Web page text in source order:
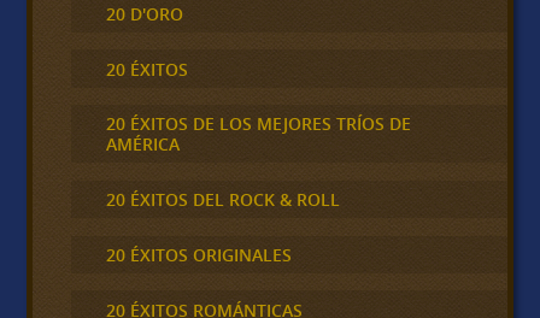
20 D'ORO
20 ÉXITOS
20 ÉXITOS DE LOS MEJORES TRÍOS DE
AMÉRICA
20 ÉXITOS DEL ROCK & ROLL
20 ÉXITOS ORIGINALES
20 ÉXITOS ROMÁNTICAS